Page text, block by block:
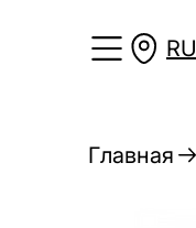
RU
Главная